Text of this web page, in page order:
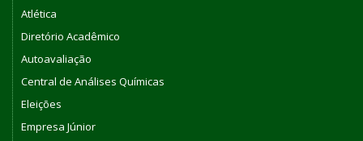
Atlética
Diretório Acadêmico
Autoavaliação
Central de Análises Químicas
Eleições
Empresa Júnior